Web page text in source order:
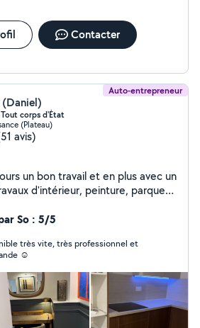
Contacter
Auto-entrepreneur
corps d'État
(Plateau)
avis)
un bon travail et en plus avec un
dans le domaine.Merci
So : 5/5
très vite, très professionnel et
☺️